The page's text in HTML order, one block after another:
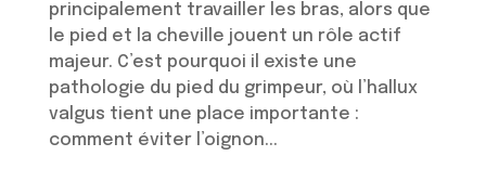
principalement travailler les bras, alors que
le pied et la cheville jouent un rôle actif
majeur. C’est pourquoi il existe une
pathologie du pied du grimpeur, où l’hallux
valgus tient une place importante :
comment éviter l’oignon...